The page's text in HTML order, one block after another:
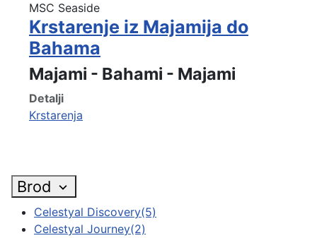
MSC Seaside
Krstarenje iz Majamija do
Bahama
Majami - Bahami - Majami
Detalji
Krstarenja
Brod
Celestyal Discovery(5)
Celestyal Journey(2)